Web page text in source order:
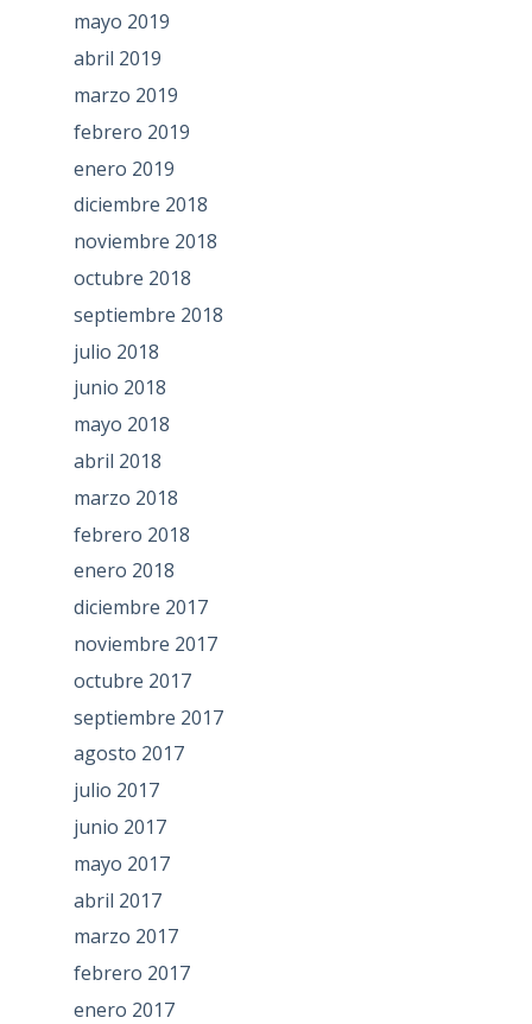
mayo 2019
abril 2019
marzo 2019
febrero 2019
enero 2019
diciembre 2018
noviembre 2018
octubre 2018
septiembre 2018
julio 2018
junio 2018
mayo 2018
abril 2018
marzo 2018
febrero 2018
enero 2018
diciembre 2017
noviembre 2017
octubre 2017
septiembre 2017
agosto 2017
julio 2017
junio 2017
mayo 2017
abril 2017
marzo 2017
febrero 2017
enero 2017